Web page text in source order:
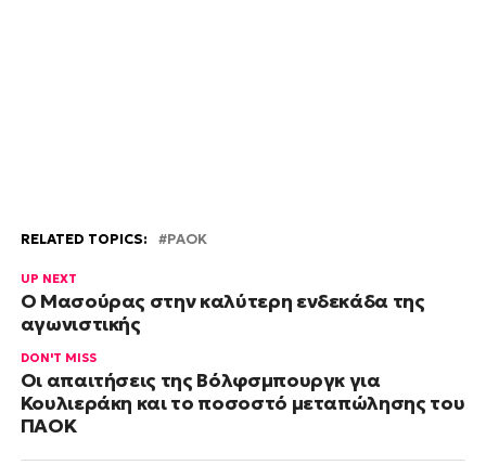
RELATED TOPICS: PAOK
UP NEXT
Ο Μασούρας στην καλύτερη ενδεκάδα της
αγωνιστικής
DON'T MISS
Οι απαιτήσεις της Βόλφσμπουργκ για
Κουλιεράκη και το ποσοστό μεταπώλησης του
ΠΑΟΚ